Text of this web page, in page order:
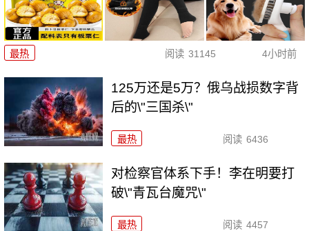
最热 阅读 31145 4小时前
125万还是5万？俄乌战损数字背
后的\"三国杀\"
最热 阅读 6436
对检察官体系下手！李在明要打
破\"青瓦台魔咒\"
最热 阅读 4457